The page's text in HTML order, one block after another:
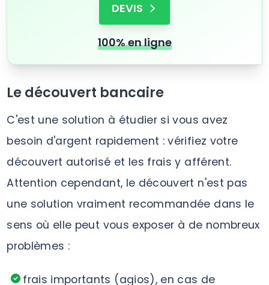
DEVIS
100% en ligne
Le découvert bancaire
C'est une solution à étudier si vous avez
besoin d'argent rapidement : vérifiez votre
découvert autorisé et les frais y afférent.
Attention cependant, le découvert n'est pas
une solution vraiment recommandée dans le
sens où elle peut vous exposer à de nombreux
problèmes :
frais importants (agios), en cas de